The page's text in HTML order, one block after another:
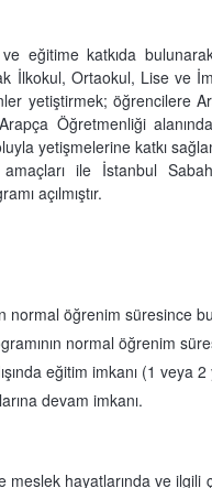
eğitime katkıda
İlkokul, Ortaokul, Lise ve
yetiştirmek; öğrencilere
Öğretmenliği
yetişmelerine katkı
amaçları ile İstanbul
açılmıştır.
normal öğrenim süresince
normal öğrenim
eğitim imkanı (1 veya 2
devam imkanı.
hayatlarında ve ilgili